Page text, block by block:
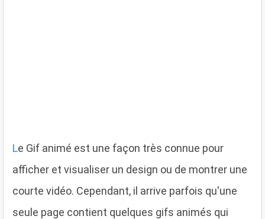
Le Gif animé est une façon très connue pour
afficher et visualiser un design ou de montrer une
courte vidéo. Cependant, il arrive parfois qu'une
seule page contient quelques gifs animés qui